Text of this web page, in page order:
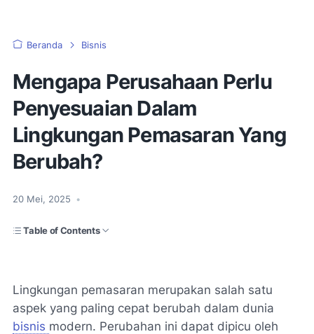
Beranda Bisnis
Mengapa Perusahaan Perlu
Penyesuaian Dalam
Lingkungan Pemasaran Yang
Berubah?
20 Mei, 2025 •
Table of Contents
Lingkungan pemasaran merupakan salah satu
aspek yang paling cepat berubah dalam dunia
bisnis modern. Perubahan ini dapat dipicu oleh